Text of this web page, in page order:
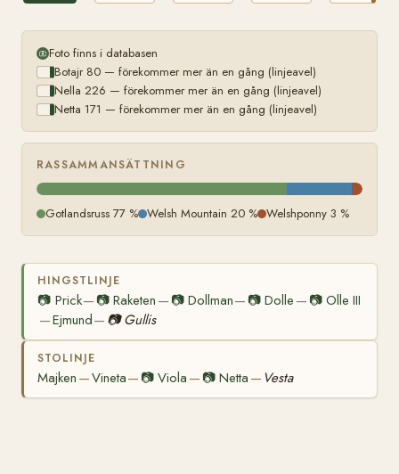
Foto finns i databasen
Botajr 80 — förekommer mer än en gång (linjeavel)
Nella 226 — förekommer mer än en gång (linjeavel)
Netta 171 — förekommer mer än en gång (linjeavel)
RASSAMMANSÄTTNING
Gotlandsruss 77 % Welsh Mountain 20 % Welshponny 3 %
HINGSTLINJE
📷 Prick— 📷Raketen — 📷 Dollman— 📷 Dolle — 📷Olle III
—Ejmund— 📷 Gullis
STOLINJE
Majken —Vineta— 📷Viola — 📷Netta — Vesta